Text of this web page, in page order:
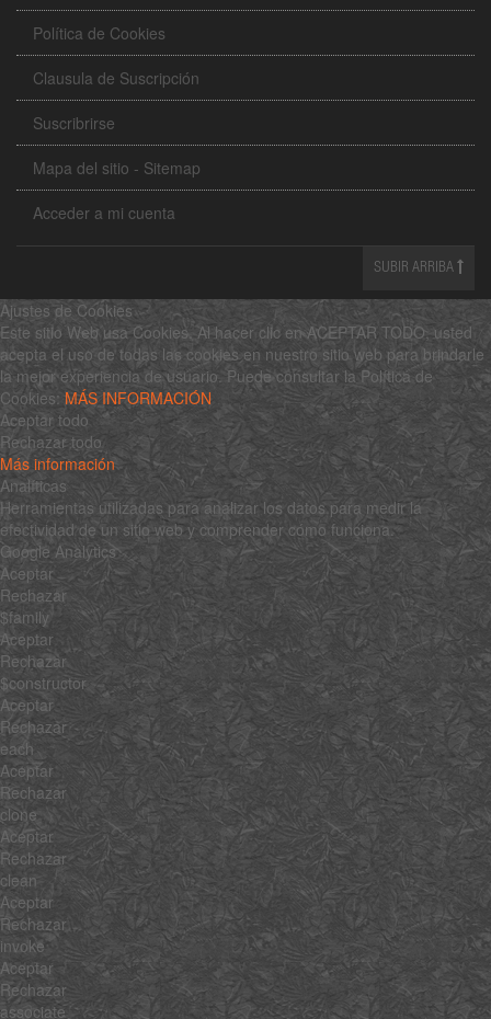
Política de Cookies
Clausula de Suscripción
Suscribrirse
Mapa del sitio - Sitemap
Acceder a mi cuenta
SUBIR ARRIBA
Ajustes de Cookies
Este sitio Web usa Cookies. Al hacer clic en ACEPTAR TODO, usted
acepta el uso de todas las cookies en nuestro sitio web para brindarle
la mejor experiencia de usuario. Puede consultar la Política de
Cookies: MÁS INFORMACIÓN
Aceptar todo
Rechazar todo
Más información
Analíticas
Herramientas utilizadas para analizar los datos para medir la
efectividad de un sitio web y comprender cómo funciona.
Google Analytics
Aceptar
Rechazar
$family
Aceptar
Rechazar
$constructor
Aceptar
Rechazar
each
Aceptar
Rechazar
clone
Aceptar
Rechazar
clean
Aceptar
Rechazar
invoke
Aceptar
Rechazar
associate